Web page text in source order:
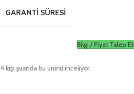
GARANTI SÜRESI
Bilgi / Fiyat Talep Et
4kişi şuanda bu ürünü inceliyor.